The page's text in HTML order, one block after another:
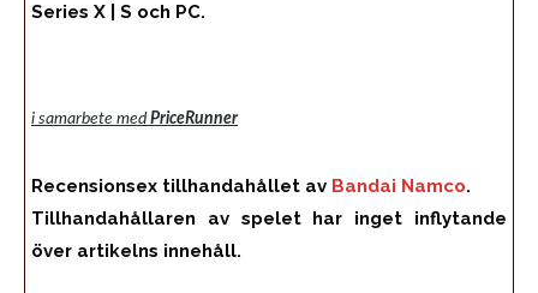
Series X | S och PC.
i samarbete med PriceRunner
Recensionsex tillhandahållet av Bandai Namco.
Tillhandahållaren av spelet har inget inflytande
över artikelns innehåll.